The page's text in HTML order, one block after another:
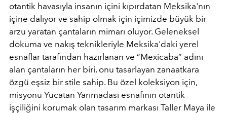
otantik havasıyla insanın içini kıpırdatan Meksika'nın
içine dalıyor ve sahip olmak için içimizde büyük bir
arzu yaratan çantaların mimarı oluyor. Geleneksel
dokuma ve nakış teknikleriyle Meksika'daki yerel
esnaflar tarafından hazırlanan ve “Mexicaba” adını
alan çantaların her biri, onu tasarlayan zanaatkara
özgü eşsiz bir stile sahip. Bu özel koleksiyon için,
misyonu Yucatan Yarımadası esnafının otantik
işçiliğini korumak olan tasarım markası Taller Maya ile